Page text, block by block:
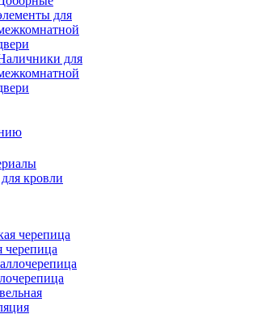
для
для
кровли
черепица